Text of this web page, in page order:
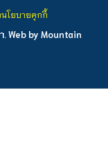
Web by Mountain
นโยบายคุกกี้